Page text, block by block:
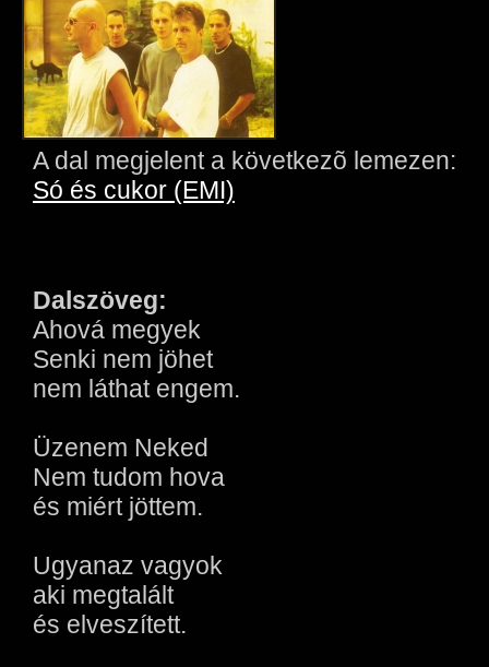
A dal megjelent a következõ lemezen:
Só és cukor (EMI)
Dalszöveg:
Ahová megyek
Senki nem jöhet
nem láthat engem.
Üzenem Neked
Nem tudom hova
és miért jöttem.
Ugyanaz vagyok
aki megtalált
és elveszített.